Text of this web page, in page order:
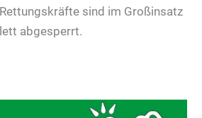
sind im Großinsatz
abgesperrt.